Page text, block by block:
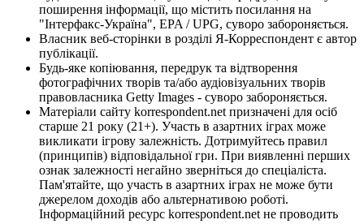
поширення інформації, що містить посилання на
"Інтерфакс-Україна", EPA / UPG, суворо забороняється.
Власник веб-сторінки в розділі Я-Корреспондент є автор
публікації.
Будь-яке копіювання, передрук та відтворення
фотографічних творів та/або аудіовізуальних творів
правовласника Getty Images - суворо забороняється.
Матеріали сайту korrespondent.net призначені для осіб
старше 21 року (21+). Участь в азартних іграх може
викликати ігрову залежність. Дотримуйтесь правил
(принципів) відповідальної гри. При виявленні перших
ознак залежності негайно зверніться до спеціаліста.
Пам'ятайте, що участь в азартних іграх не може бути
джерелом доходів або альтернативою роботі.
Інформаційний ресурс korrespondent.net не проводить